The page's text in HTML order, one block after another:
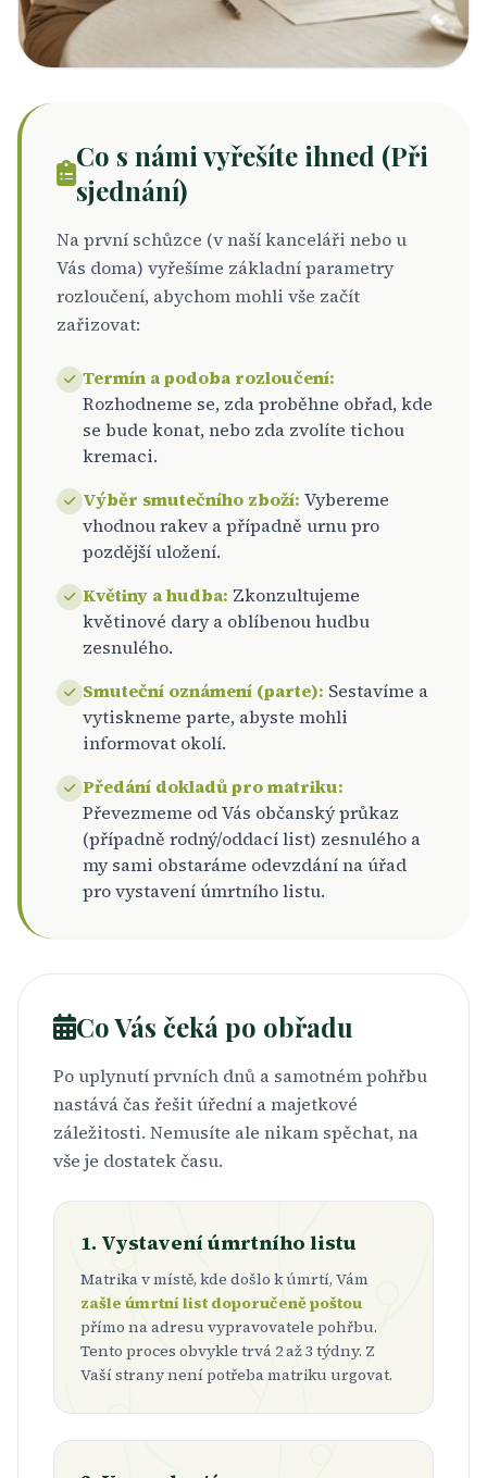
Co s námi vyřešíte ihned (Při
sjednání)
Na první schůzce (v naší kanceláři nebo u
Vás doma) vyřešíme základní parametry
rozloučení, abychom mohli vše začít
zařizovat:
Termín a podoba rozloučení:
Rozhodneme se, zda proběhne obřad, kde
se bude konat, nebo zda zvolíte tichou
kremaci.
Výběr smutečního zboží: Vybereme
vhodnou rakev a případně urnu pro
pozdější uložení.
Květiny a hudba: Zkonzultujeme
květinové dary a oblíbenou hudbu
zesnulého.
Smuteční oznámení (parte): Sestavíme a
vytiskneme parte, abyste mohli
informovat okolí.
Předání dokladů pro matriku:
Převezmeme od Vás občanský průkaz
(případně rodný/oddací list) zesnulého a
my sami obstaráme odevzdání na úřad
pro vystavení úmrtního listu.
Co Vás čeká po obřadu
Po uplynutí prvních dnů a samotném pohřbu
nastává čas řešit úřední a majetkové
záležitosti. Nemusíte ale nikam spěchat, na
vše je dostatek času.
1. Vystavení úmrtního listu
Matrika v místě, kde došlo k úmrtí, Vám
zašle úmrtní list doporučeně poštou
přímo na adresu vypravovatele pohřbu.
Tento proces obvykle trvá 2 až 3 týdny. Z
Vaší strany není potřeba matriku urgovat.